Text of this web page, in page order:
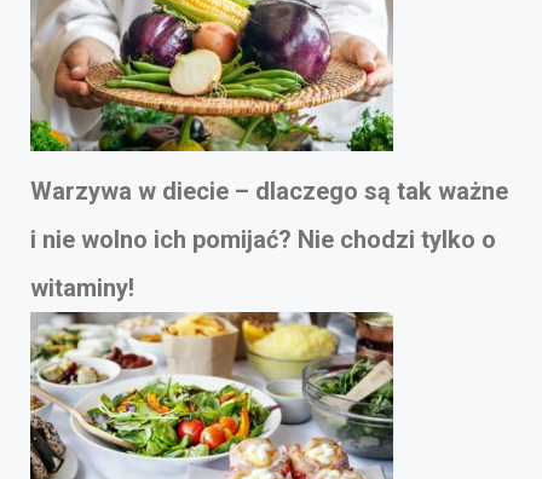
Warzywa w diecie – dlaczego są tak ważne
i nie wolno ich pomijać? Nie chodzi tylko o
witaminy!